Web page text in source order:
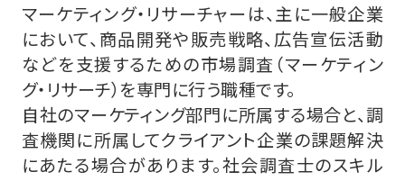
マーケティング・リサーチャーは、主に一般企業
において、商品開発や販売戦略、広告宣伝活動
などを支援するための市場調査（マーケティン
グ・リサーチ）を専門に行う職種です。
自社のマーケティング部門に所属する場合と、調
査機関に所属してクライアント企業の課題解決
にあたる場合があります。社会調査士のスキル